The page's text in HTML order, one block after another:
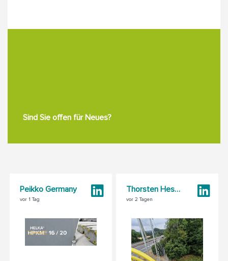
Sind Sie offen für Neues?
Peikko Germany
vor 1 Tag
Thorsten Heskamp
vor 2 Tagen